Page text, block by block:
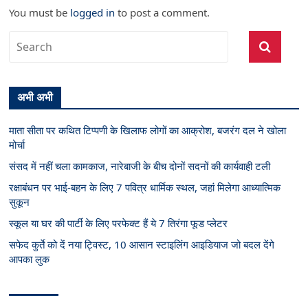
You must be logged in to post a comment.
अभी अभी
माता सीता पर कथित टिप्पणी के खिलाफ लोगों का आक्रोश, बजरंग दल ने खोला
मोर्चा
संसद में नहीं चला कामकाज, नारेबाजी के बीच दोनों सदनों की कार्यवाही टली
रक्षाबंधन पर भाई-बहन के लिए 7 पवित्र धार्मिक स्थल, जहां मिलेगा आध्यात्मिक
सुकून
स्कूल या घर की पार्टी के लिए परफेक्ट हैं ये 7 तिरंगा फूड प्लेटर
सफेद कुर्ते को दें नया ट्विस्ट, 10 आसान स्टाइलिंग आइडियाज जो बदल देंगे
आपका लुक